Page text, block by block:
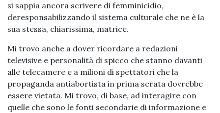
si sappia ancora scrivere di femminicidio,
deresponsabilizzando il sistema culturale che ne è la
sua stessa, chiarissima, matrice.
Mi trovo anche a dover ricordare a redazioni
televisive e personalità di spicco che stanno davanti
alle telecamere e a milioni di spettatori che la
propaganda antiabortista in prima serata dovrebbe
essere vietata. Mi trovo, di base, ad interagire con
quelle che sono le fonti secondarie di informazione e